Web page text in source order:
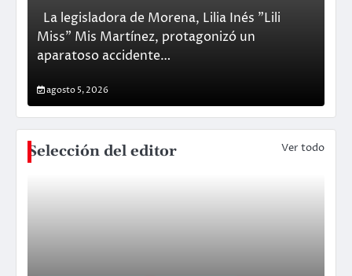
La legisladora de Morena, Lilia Inés "Lili
Miss" Mis Martínez, protagonizó un
aparatoso accidente…
agosto 5, 2026
Selección del editor Ver todo